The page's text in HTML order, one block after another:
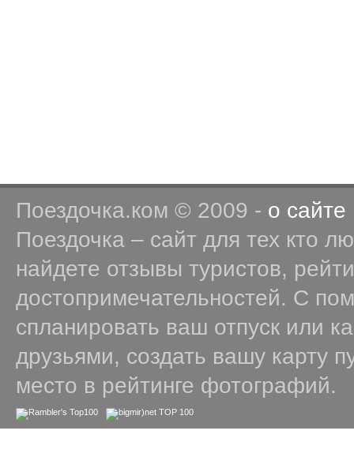
Поездочка.ком © 2009 - о сайте
Поездочка – сайт для тех кто
найдете отзывы туристов,
достопримечательностей. С
спланировать ваш отпуск или
друзьями, создать вашу карту
место в рейтинге фотографий.